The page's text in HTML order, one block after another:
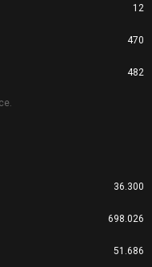
12
470
482
36.300
698.026
51.686